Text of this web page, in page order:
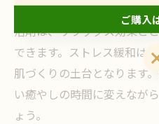
えば、ラベンダーやカモミ
浴剤は、リラックス効果と
できます。ストレス緩和は
肌づくりの土台となります
い癒やしの時間に変えなが
ょう。
ご購入
ご購入